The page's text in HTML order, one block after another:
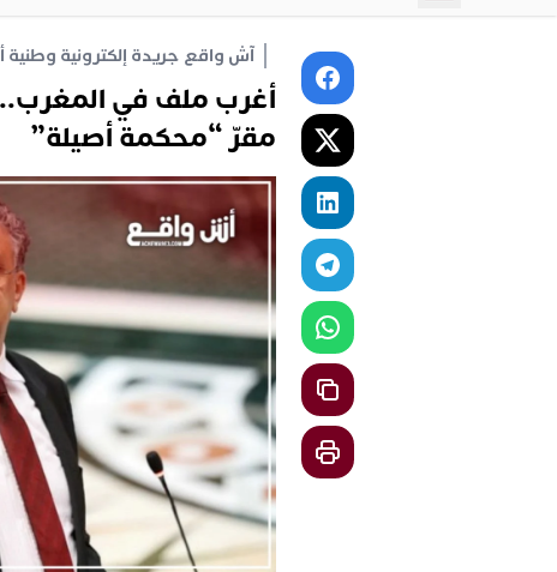
آش واقع جريدة إلكترونية وطنية
أغرب ملف في المغرب..
مقرّ “محكمة أصيلة”